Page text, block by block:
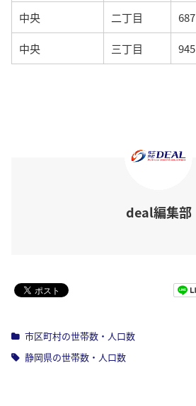
中央 二丁目 687
中央 三丁目 945
deal編集部
市区町村の世帯数・人口数
静岡県の世帯数・人口数